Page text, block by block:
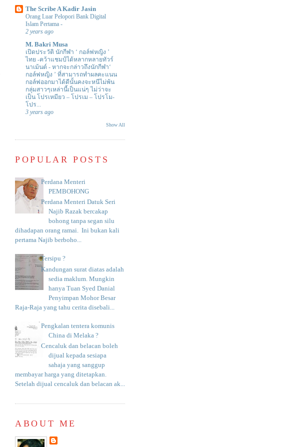
The Scribe A Kadir Jasin
Orang Luar Pelopori Bank Digital
Islam Pertama -
2 years ago
M. Bakri Musa
เปิดประวัติ นักกีฬา ‘ กอล์ฟหญิง ’
ไทย -คว้าแชมป์ได้หลากหลายทัวร์
นาเม้นต์ - หากจะกล่าวถึงนักกีฬา‘
กอล์ฟหญิง ’ ที่สามารถทำผลคะแนน
กอล์ฟออกมาได้ดีนั้นคงจะหนีไม่พ้น
กลุ่มสาวๆเหล่านี้เป็นแน่ๆ ไม่ว่าจะ
เป็น โปรเหมียว – โปรเม – โปรโม-
โปร...
3 years ago
Show All
POPULAR POSTS
Perdana Menteri
PEMBOHONG
Perdana Menteri Datuk Seri
Najib Razak bercakap
bohong tanpa segan silu
dihadapan orang ramai. Ini bukan kali
pertama Najib berboho...
Tersipu ?
Kandungan surat diatas adalah
sedia maklum. Mungkin
hanya Tuan Syed Danial
Penyimpan Mohor Besar
Raja-Raja yang tahu cerita disebali...
Pengkalan tentera komunis
China di Melaka ?
Cencaluk dan belacan boleh
dijual kepada sesiapa
sahaja yang sanggup
membayar harga yang ditetapkan.
Setelah dijual cencaluk dan belacan ak...
ABOUT ME